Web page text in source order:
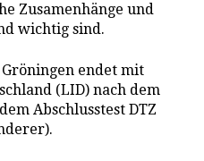
Zusamenhänge und
wichtig sind.
endet mit
(LID) nach dem
Abschlusstest DTZ